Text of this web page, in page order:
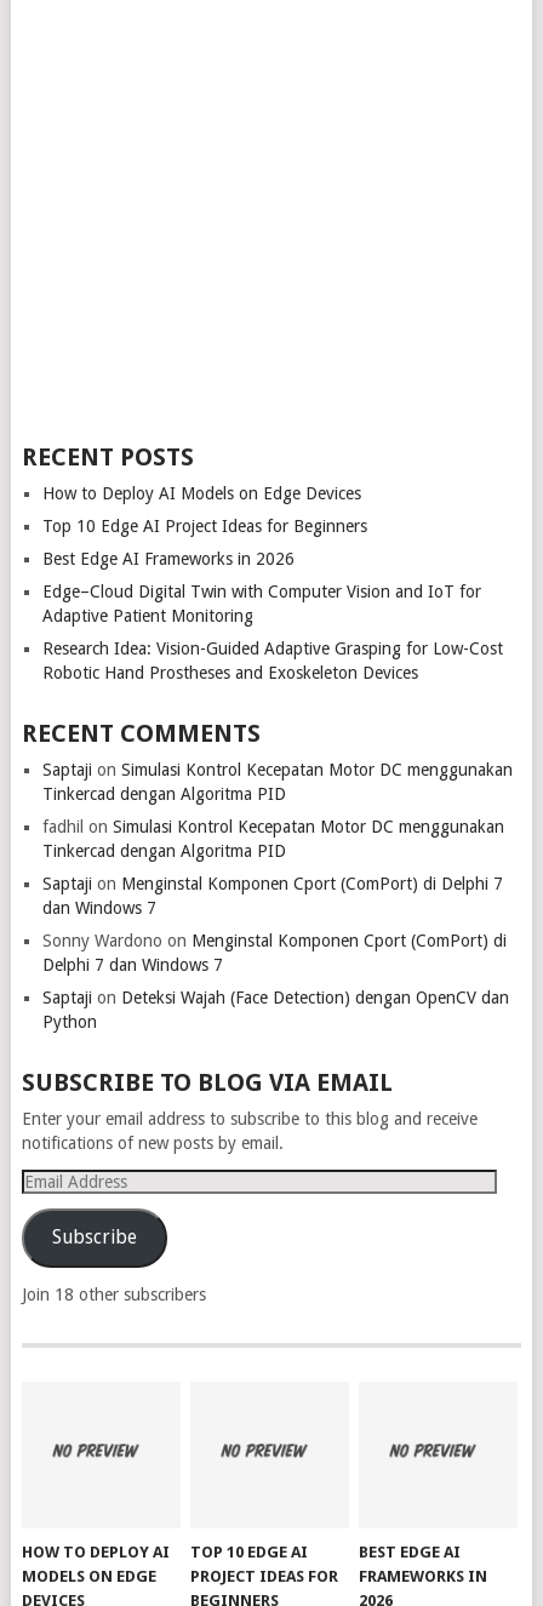
RECENT POSTS
How to Deploy AI Models on Edge Devices
Top 10 Edge AI Project Ideas for Beginners
Best Edge AI Frameworks in 2026
Edge–Cloud Digital Twin with Computer Vision and IoT for
Adaptive Patient Monitoring
Research Idea: Vision-Guided Adaptive Grasping for Low-Cost
Robotic Hand Prostheses and Exoskeleton Devices
RECENT COMMENTS
Saptaji on Simulasi Kontrol Kecepatan Motor DC menggunakan
Tinkercad dengan Algoritma PID
fadhil on Simulasi Kontrol Kecepatan Motor DC menggunakan
Tinkercad dengan Algoritma PID
Saptaji on Menginstal Komponen Cport (ComPort) di Delphi 7
dan Windows 7
Sonny Wardono on Menginstal Komponen Cport (ComPort) di
Delphi 7 dan Windows 7
Saptaji on Deteksi Wajah (Face Detection) dengan OpenCV dan
Python
SUBSCRIBE TO BLOG VIA EMAIL
Enter your email address to subscribe to this blog and receive
notifications of new posts by email.
Email
Address
Subscribe
Join 18 other subscribers
HOW TO DEPLOY AI
MODELS ON EDGE
DEVICES
TOP 10 EDGE AI
PROJECT IDEAS FOR
BEGINNERS
BEST EDGE AI
FRAMEWORKS IN
2026